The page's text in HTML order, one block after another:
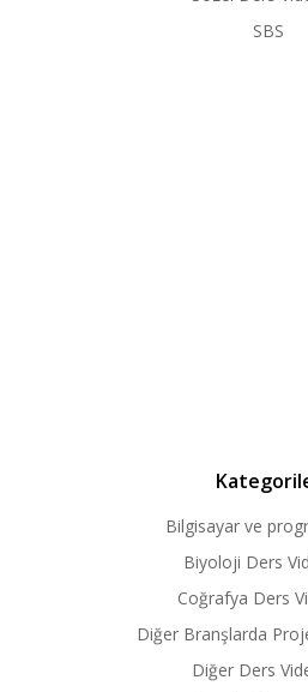
SBS
Bilgisayar ve
Biyoloji Ders
Coğrafya Ders
Diğer Branşlarda
Diğer Ders